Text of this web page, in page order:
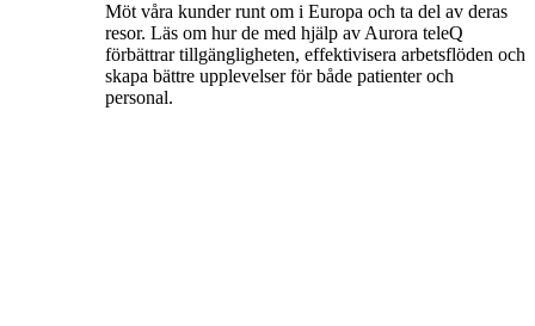
Möt våra kunder runt om i Europa och ta del av deras
resor. Läs om hur de med hjälp av Aurora teleQ
förbättrar tillgängligheten, effektivisera arbetsflöden och
skapa bättre upplevelser för både patienter och
personal.